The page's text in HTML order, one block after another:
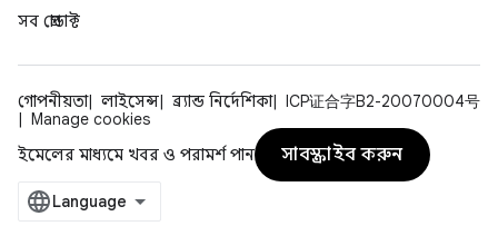
সব প্রোডাক্ট
গোপনীয়তা লাইসেন্স ব্র্যান্ড নির্দেশিকা
ICP证合字B2-20070004号
Manage cookies
ইমেলের মাধ্যমে খবর ও পরামর্শ পান
সাবস্ক্রাইব করুন